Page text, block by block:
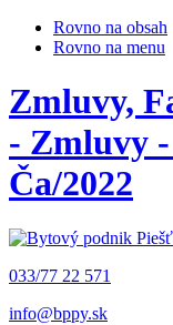
Rovno na obsah
Rovno na menu
Zmluvy,
- Zmluvy
Ča/2022
033/77 22 571
info@bppy.sk